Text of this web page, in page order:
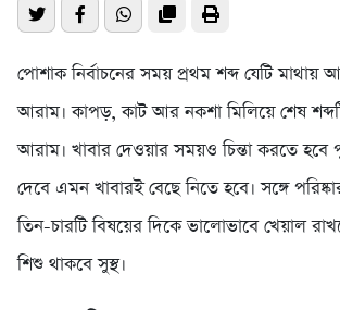
পোশাক নির্বাচনের সময় প্রথম শব্দ যেটি
আরাম। কাপড়, কাট আর নকশা মিলিয়ে শেষ
আরাম। খাবার দেওয়ার সময়ও চিন্তা করতে হবে
দেবে এমন খাবারই বেছে নিতে হবে। সঙ্গে
তিন-চারটি বিষয়ের দিকে ভালোভাবে খেয়াল
শিশু থাকবে সুস্থ।